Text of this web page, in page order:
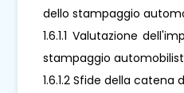
dello stampaggio
1.6.1.1 Valutazione
stampaggio
1.6.1.2 Sfide della